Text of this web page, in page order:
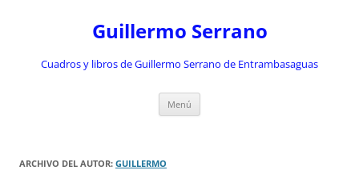
Guillermo Serrano
Cuadros y libros de Guillermo Serrano de Entrambasaguas
Menú
ARCHIVO DEL AUTOR: GUILLERMO